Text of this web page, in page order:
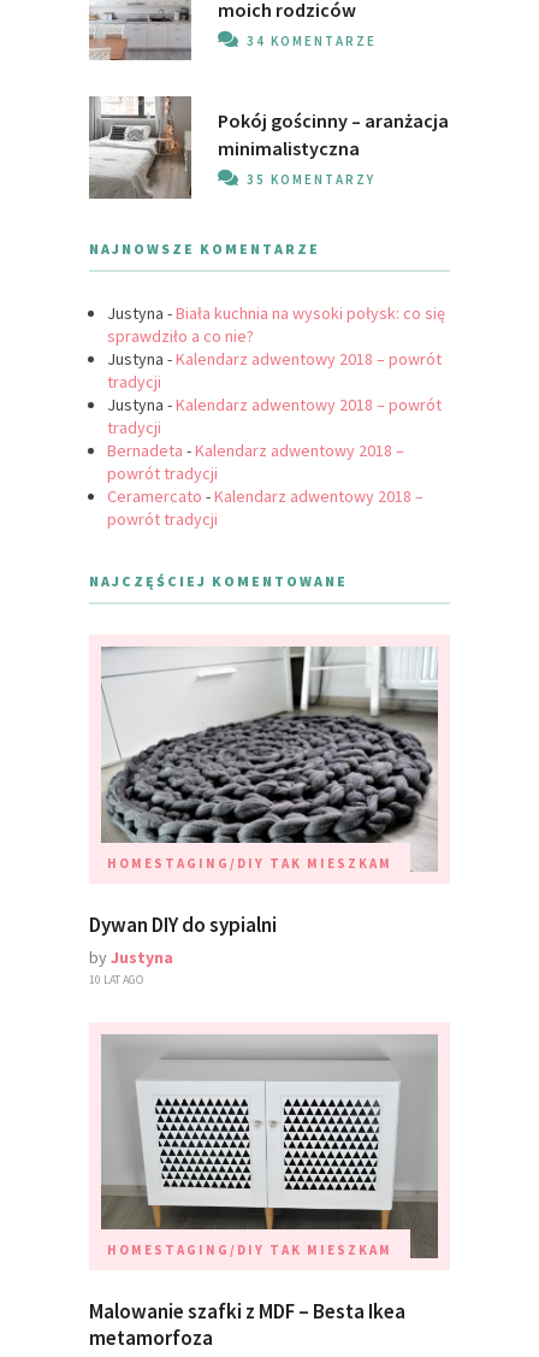
moich rodziców
34 KOMENTARZE
Pokój gościnny – aranżacja
minimalistyczna
35 KOMENTARZY
NAJNOWSZE KOMENTARZE
Justyna -Biała kuchnia na wysoki połysk: co się
sprawdziło a co nie?
Justyna -Kalendarz adwentowy 2018 – powrót
tradycji
Justyna -Kalendarz adwentowy 2018 – powrót
tradycji
Bernadeta -Kalendarz adwentowy 2018 –
powrót tradycji
Ceramercato -Kalendarz adwentowy 2018 –
powrót tradycji
NAJCZĘŚCIEJ KOMENTOWANE
HOMESTAGING/DIY TAK MIESZKAM
Dywan DIY do sypialni
byJustyna
10 LAT AGO
HOMESTAGING/DIY TAK MIESZKAM
Malowanie szafki z MDF – Besta Ikea
metamorfoza